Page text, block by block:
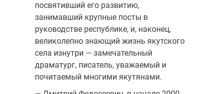
посвятивший его развитию,
занимавший крупные посты в
руководстве республике, и, наконец,
великолепно знающий жизнь якутского
села изнутри — замечательный
драматург, писатель, уважаемый и
почитаемый многими якутянами.